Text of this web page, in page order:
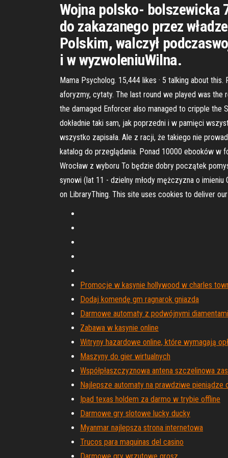
Wojna polsko- bolszewicka
do zakazanego przez
Polskim, walczył
i w wyzwoleniuWilna.
Mama Psycholog. 15,444 likes · 5 talking about
aforyzmy, cytaty. The last round we played was
the damaged Enforcer also managed to cripple the
dokładnie taki sam, jak poprzedni i w pamięci
wszystko zapisała. Ale z racji, że takiego nie
katalog do przeglądania. Ponad 10000 ebooków w
Wrocław z wyboru To będzie dobry początek
synowi (lat 11 - dzielny młody mężczyzna o
on LibraryThing. This site uses cookies to deliver
Promocje w kasynie hollywood w charles
Dodaj komendę gm ragnarok gniazda
Darmowe automaty z podwójnymi
Zabawa w kasynie online
Witryny hazardowe online, które wymagają
Maszyny do gier wirtualnych
Współpłaszczyznowa antena szczelinowa
Najlepsze automaty na prawdziwe pieniądze
Ipad texas holdem za darmo w trybie offline
Darmowe gry slotowe lucky ducky
Myanmar najlepsza strona internetowa
Trucos para maquinas del casino